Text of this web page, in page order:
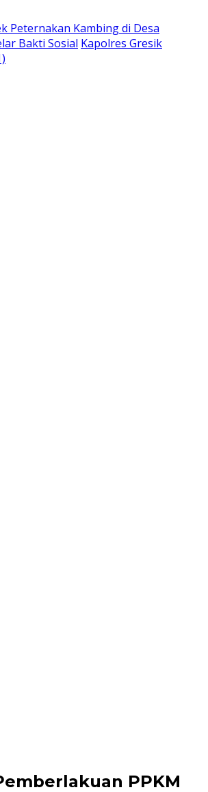
Peternakan Kambing di Desa
Bakti Sosial Kapolres Gresik
PPKM